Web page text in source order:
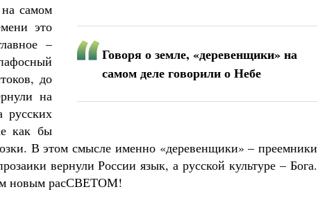
Говоря о земле, «деревенщики» на
самом деле говорили о Небе
самом
это
–
до
на
русских
как бы
В этом смысле именно «деревенщики» – преемники
вернули России язык, а русской культуре – Бога.
новым расСВЕТОМ!